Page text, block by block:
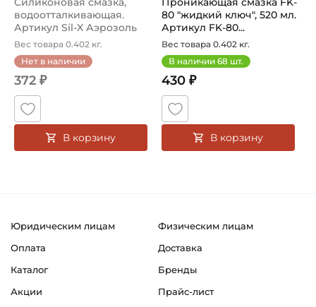
водоотталкивающая.
Артикул Sil-X Аэрозоль
520 мл (R...
Вес товара 0.402 кг.
Нет в наличии
372 ₽
В корзину
80 "жидкий ключ", 520 мл.
Артикул FK-80...
Вес товара 0.402 кг.
В наличии 68 шт.
430 ₽
В корзину
Юридическим лицам
Физическим лицам
Оплата
Доставка
Каталог
Бренды
Акции
Прайс-лист